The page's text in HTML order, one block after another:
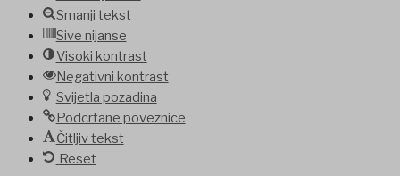
Smanji tekst
Sive nijanse
Visoki kontrast
Negativni kontrast
Svijetla pozadina
Podcrtane poveznice
Čitljiv tekst
Reset